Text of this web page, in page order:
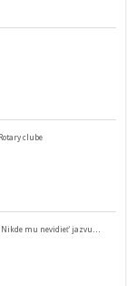
clube
Nikde mu nevidieť jazvu…